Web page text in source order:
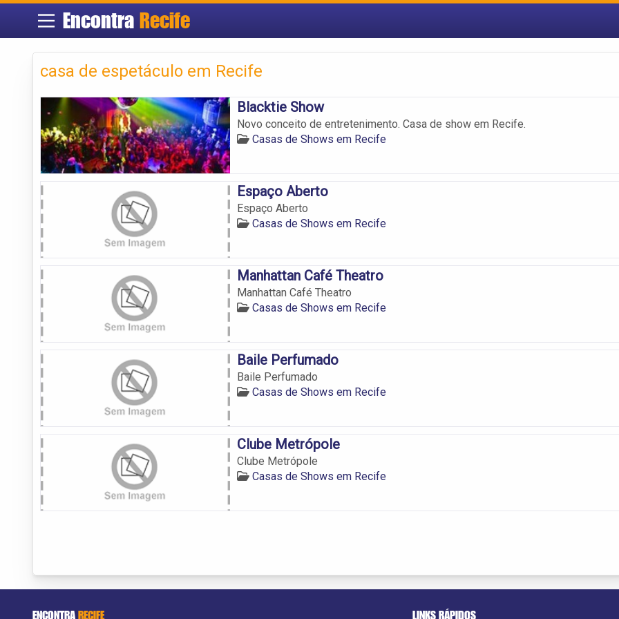
Encontra Recife
casa de espetáculo em Recife
Blacktie Show
Novo conceito de entretenimento. Casa de show em Recife.
Casas de Shows em Recife
Espaço Aberto
Espaço Aberto
Casas de Shows em Recife
Manhattan Café Theatro
Manhattan Café Theatro
Casas de Shows em Recife
Baile Perfumado
Baile Perfumado
Casas de Shows em Recife
Clube Metrópole
Clube Metrópole
Casas de Shows em Recife
ENCONTRARECIFE LINKS RÁPIDOS